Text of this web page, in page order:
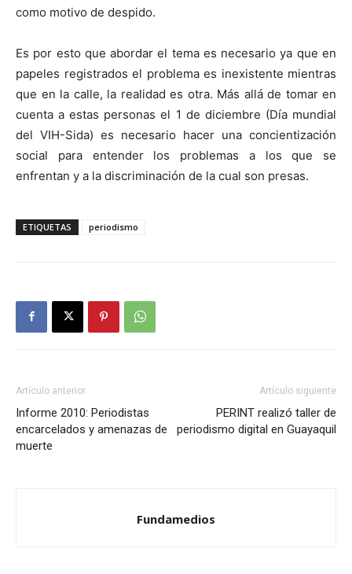
como motivo de despido.
Es por esto que abordar el tema es necesario ya que en
papeles registrados el problema es inexistente mientras
que en la calle, la realidad es otra. Más allá de tomar en
cuenta a estas personas el 1 de diciembre (Día mundial
del VIH-Sida) es necesario hacer una concientización
social para entender los problemas a los que se
enfrentan y a la discriminación de la cual son presas.
ETIQUETAS periodismo
Artículo anterior
Informe 2010: Periodistas
encarcelados y amenazas de
muerte
Artículo siguiente
PERINT realizó taller de
periodismo digital en Guayaquil
Fundamedios